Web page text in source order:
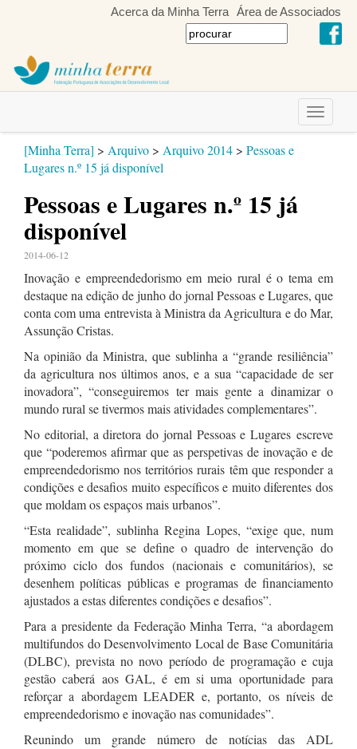
Acerca da Minha Terra Área de Associados
Toggle
[Minha Terra] > Arquivo > Arquivo 2014 > Pessoas e
Lugares n.º 15 já disponível
Pessoas e Lugares n.º 15 já
disponível
2014-06-12
Inovação e empreendedorismo em meio rural é o tema em
destaque na edição de junho do jornal Pessoas e Lugares, que
conta com uma entrevista à Ministra da Agricultura e do Mar,
Assunção Cristas.
Na opinião da Ministra, que sublinha a “grande resiliência”
da agricultura nos últimos anos, e a sua “capacidade de ser
inovadora”, “conseguiremos ter mais gente a dinamizar o
mundo rural se tivermos mais atividades complementares”.
No editorial, a diretora do jornal Pessoas e Lugares escreve
que “poderemos afirmar que as perspetivas de inovação e de
empreendedorismo nos territórios rurais têm que responder a
condições e desafios muito específicos e muito diferentes dos
que moldam os espaços mais urbanos”.
“Esta realidade”, sublinha Regina Lopes, “exige que, num
momento em que se define o quadro de intervenção do
próximo ciclo dos fundos (nacionais e comunitários), se
desenhem políticas públicas e programas de financiamento
ajustados a estas diferentes condições e desafios”.
Para a presidente da Federação Minha Terra, “a abordagem
multifundos do Desenvolvimento Local de Base Comunitária
(DLBC), prevista no novo período de programação e cuja
gestão caberá aos GAL, é em si uma oportunidade para
reforçar a abordagem LEADER e, portanto, os níveis de
empreendedorismo e inovação nas comunidades”.
Reunindo um grande número de notícias das ADL